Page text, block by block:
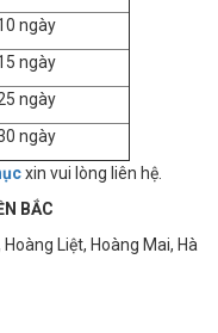
ngày
ngày
ngày
ngày
xin vui lòng liên hệ.
BẮC
Liệt, Hoàng Mai, Hà